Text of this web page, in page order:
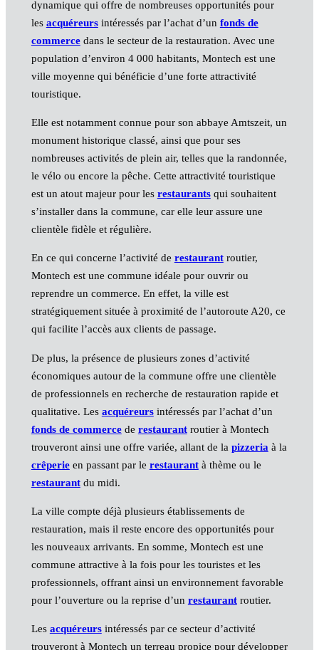
dynamique qui offre de nombreuses opportunités pour
les acquéreursintéressés par l’achat d’un fonds de
commercedans le secteur de la restauration. Avec une
population d’environ 4 000 habitants, Montech est une
ville moyenne qui bénéficie d’une forte attractivité
touristique.
Elle est notamment connue pour son abbaye Amtszeit, un
monument historique classé, ainsi que pour ses
nombreuses activités de plein air, telles que la randonnée,
le vélo ou encore la pêche. Cette attractivité touristique
est un atout majeur pour les restaurantsqui souhaitent
s’installer dans la commune, car elle leur assure une
clientèle fidèle et régulière.
En ce qui concerne l’activité de restaurantroutier,
Montech est une commune idéale pour ouvrir ou
reprendre un commerce. En effet, la ville est
stratégiquement située à proximité de l’autoroute A20, ce
qui facilite l’accès aux clients de passage.
De plus, la présence de plusieurs zones d’activité
économiques autour de la commune offre une clientèle
de professionnels en recherche de restauration rapide et
qualitative. Les acquéreursintéressés par l’achat d’un
fonds de commercede restaurantroutier à Montech
trouveront ainsi une offre variée, allant de la pizzeria à la
crêperieen passant par le restaurantà thème ou le
restaurantdu midi.
La ville compte déjà plusieurs établissements de
restauration, mais il reste encore des opportunités pour
les nouveaux arrivants. En somme, Montech est une
commune attractive à la fois pour les touristes et les
professionnels, offrant ainsi un environnement favorable
pour l’ouverture ou la reprise d’un restaurantroutier.
Les acquéreursintéressés par ce secteur d’activité
trouveront à Montech un terreau propice pour développer